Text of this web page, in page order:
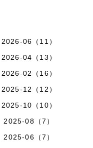
2026-06（11）
2026-04（13）
2026-02（16）
2025-12（12）
2025-10（10）
2025-08（7）
2025-06（7）